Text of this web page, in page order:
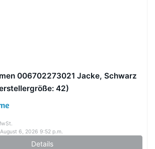
006702273021 Jacke, Schwarz
42)
6, 2026 9:52 p.m.
Details